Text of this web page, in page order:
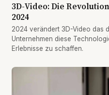
3D-Video: Die
2024
2024 verändert 3D-Video das
Unternehmen diese
Erlebnisse zu schaffen.